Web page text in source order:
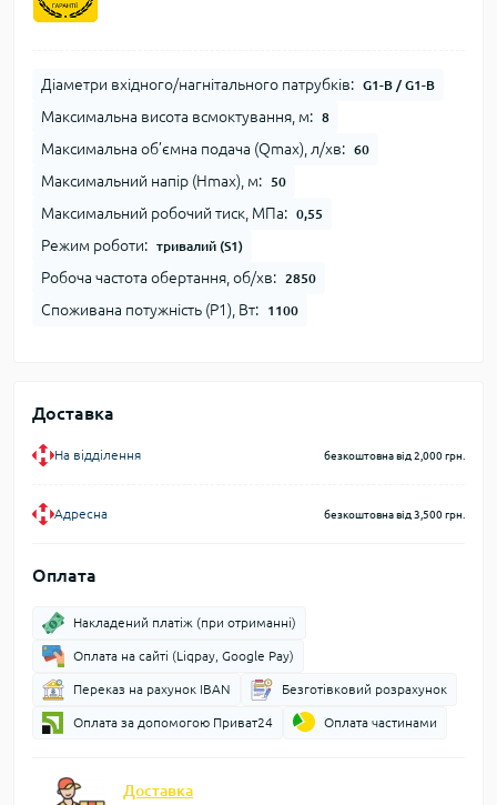
Діаметри вхідного/нагнітального патрубків: G1-B / G1-B
Максимальна висота всмоктування, м: 8
Максимальна об’ємна подача (Qmax), л/хв: 60
Максимальний напір (Нmax), м: 50
Максимальний робочий тиск, МПа: 0,55
Режим роботи: тривалий (S1)
Робоча частота обертання, об/хв: 2850
Споживана потужність (Р1), Вт: 1100
Доставка
На відділення безкоштовна від 2,000 грн.
Адресна безкоштовна від 3,500 грн.
Оплата
Накладений платіж (при отриманні)
Оплата на сайті (Liqpay, Google Pay)
Переказ на рахунок IBAN Безготівковий розрахунок
Оплата за допомогою Приват24 Оплата частинами
Доставка